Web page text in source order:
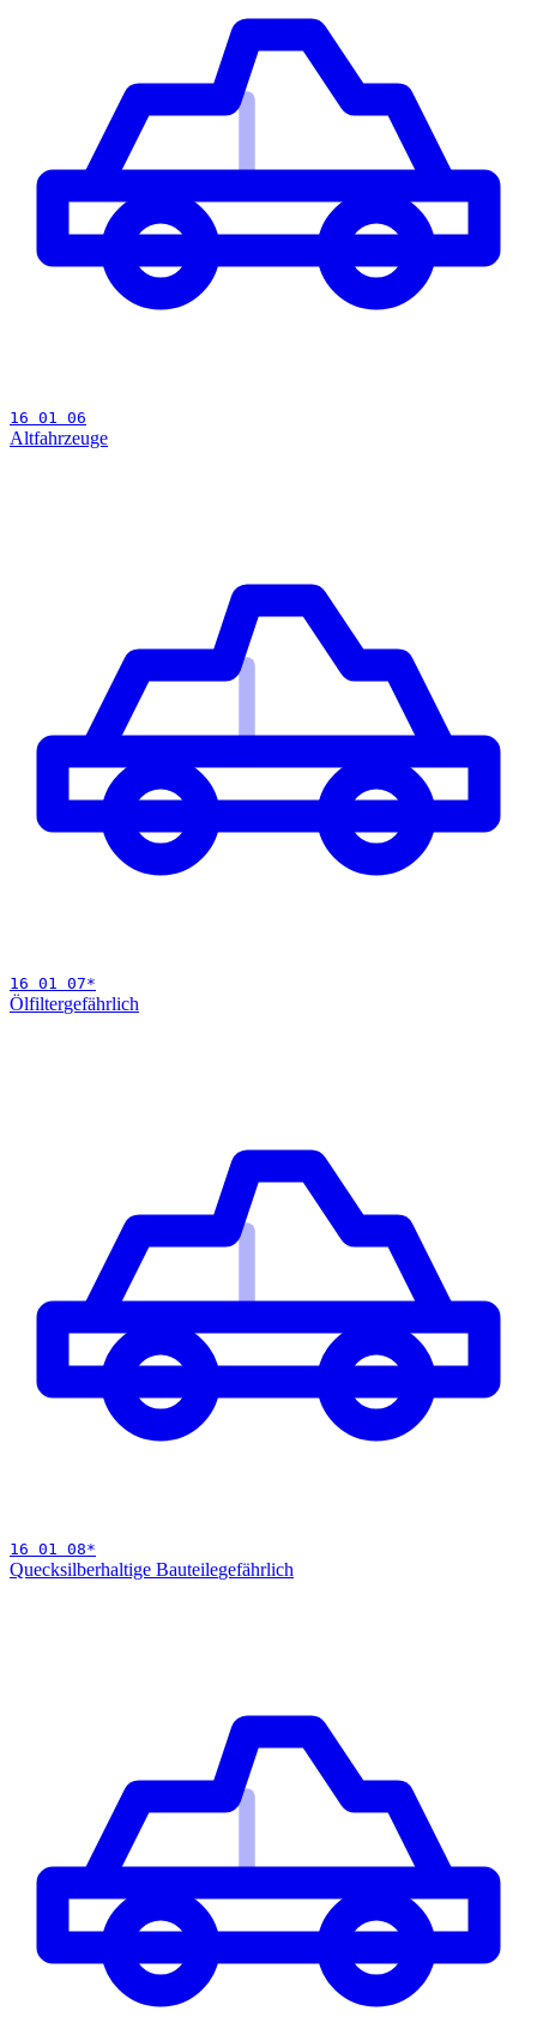
16 01 06
Altfahrzeuge
16 01 07*
Ölfiltergefährlich
16 01 08*
Quecksilberhaltige Bauteilegefährlich